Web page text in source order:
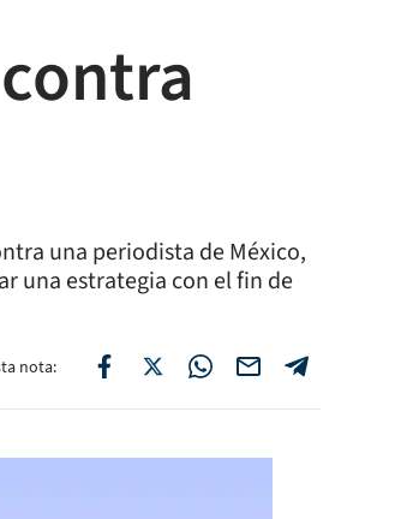
una periodista de México,
una estrategia con el fin de
nota: